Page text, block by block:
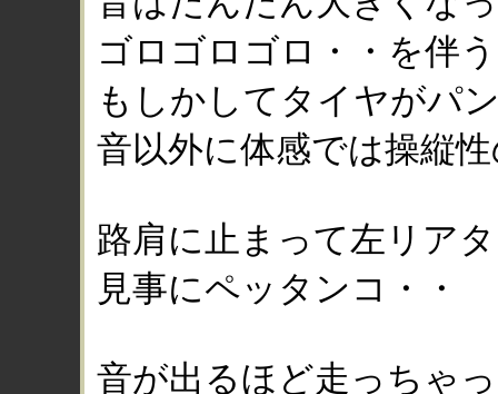
ゴロゴロゴロ・・を伴
もしかしてタイヤがパ
音以外に体感では操縦
路肩に止まって左リア
見事にペッタンコ・・
音が出るほど走っちゃ